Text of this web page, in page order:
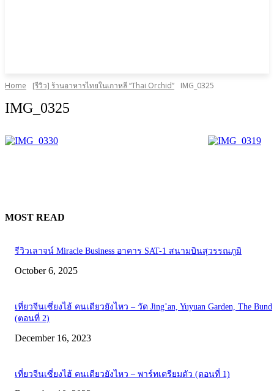
Home [รีวิว] ร้านอาหารไทยในเกาหลี “Thai Orchid” IMG_0325
IMG_0325
MOST READ
รีวิวเลาจน์ Miracle Business อาคาร SAT-1 สนามบินสุวรรณภูมิ
October 6, 2025
เที่ยวจีนเซี่ยงไฮ้ คนเดียวยังไหว – วัด Jing’an, Yuyuan Garden, The Bund
(ตอนที่ 2)
December 16, 2023
เที่ยวจีนเซี่ยงไฮ้ คนเดียวยังไหว – พาร์ทเตรียมตัว (ตอนที่ 1)